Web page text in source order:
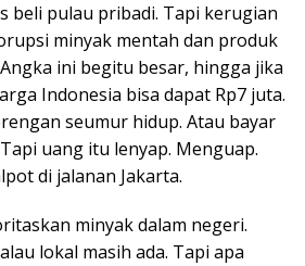
beli pulau pribadi. Tapi kerugian
minyak mentah dan produk
ini begitu besar, hingga jika
Indonesia bisa dapat Rp7 juta.
seumur hidup. Atau bayar
uang itu lenyap. Menguap.
di jalanan Jakarta.
minyak dalam negeri.
lokal masih ada. Tapi apa